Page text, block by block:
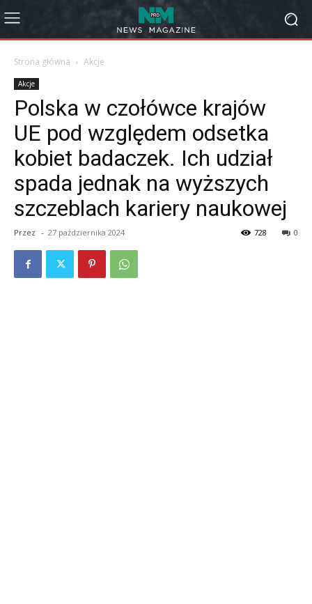
Strona główna Akcje
Akcje
Polska w czołówce krajów
UE pod względem odsetka
kobiet badaczek. Ich udział
spada jednak na wyższych
szczeblach kariery naukowej
Przez - 27 października 2024 0
728